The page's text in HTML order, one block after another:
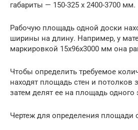
габариты — 150-325 х 2400-3700 мм.
Рабочую площадь одной доски
ширины на длину. Например, у
маркировкой 15х96х3000 мм она
Чтобы определить требуемое
находят площадь стен и потолков
затем делят ее на площадь одного
Чертеж для определения площади